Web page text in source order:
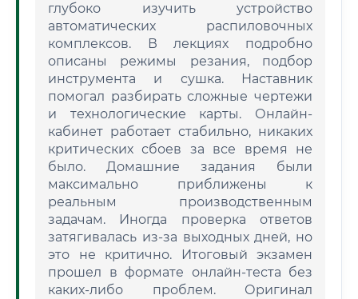
глубоко изучить устройство
автоматических распиловочных
комплексов. В лекциях подробно
описаны режимы резания, подбор
инструмента и сушка. Наставник
помогал разбирать сложные чертежи
и технологические карты. Онлайн-
кабинет работает стабильно, никаких
критических сбоев за все время не
было. Домашние задания были
максимально приближены к
реальным производственным
задачам. Иногда проверка ответов
затягивалась из-за выходных дней, но
это не критично. Итоговый экзамен
прошел в формате онлайн-теста без
каких-либо проблем. Оригинал